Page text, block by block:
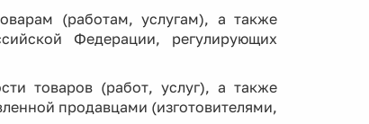
(работам, услугам), а также
Федерации, регулирующих
товаров (работ, услуг), а также
продавцами (изготовителями,